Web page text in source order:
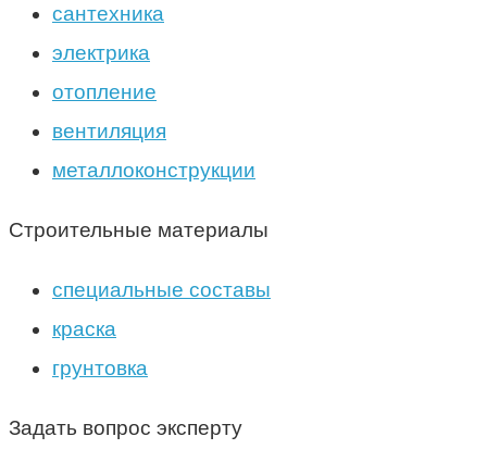
сантехника
электрика
отопление
вентиляция
металлоконструкции
Строительные материалы
специальные составы
краска
грунтовка
Задать вопрос эксперту